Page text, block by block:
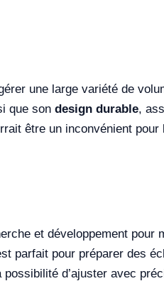
une large variété de
que son design durable,
être un inconvénient pour
et développement pour
parfait pour préparer des
d’ajuster avec